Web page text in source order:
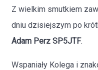
Z wielkim smutkiem
dniu dzisiejszym po
Adam Perz SP5JTF.
Wspaniały Kolega i